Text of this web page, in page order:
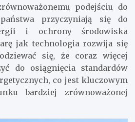
podejściu do
przyczyniają się do
i ochrony środowiska
jak technologia rozwija się
się, że coraz więcej
do osiągnięcia standardów
co jest kluczowym
bardziej zrównoważonej